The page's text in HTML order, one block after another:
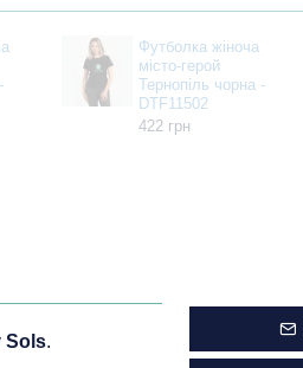
Футболка жіноча
місто-герой
Тернопіль чорна -
DTF11502
422 грн
Sols.